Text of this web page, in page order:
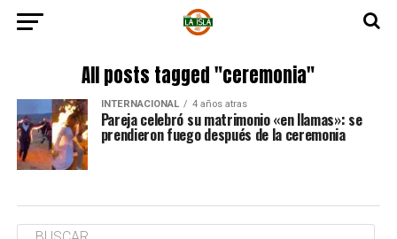
All posts tagged "ceremonia"
INTERNACIONAL 4 años atras
Pareja celebró su matrimonio «en llamas»: se
prendieron fuego después de la ceremonia